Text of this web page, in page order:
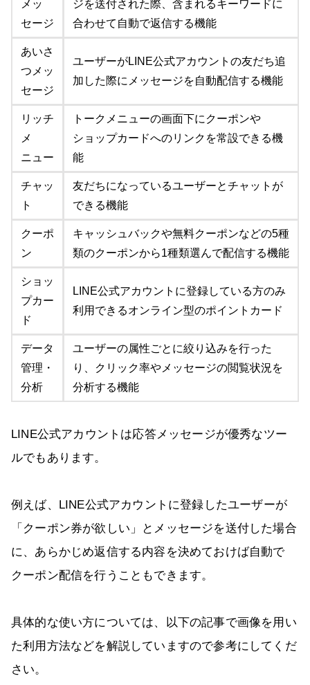
メッ
セージ
ジを送付された際、含まれるキーワードに
合わせて自動で返信する機能
あいさ
つメッ
セージ
ユーザーがLINE公式アカウントの友だち追
加した際にメッセージを自動配信する機能
リッチ
メ
ニュー
トークメニューの画面下にクーポンや
ショップカードへのリンクを常設できる機
能
チャッ
ト
友だちになっているユーザーとチャットが
できる機能
クーポ
ン
キャッシュバックや無料クーポンなどの5種
類のクーポンから1種類選んで配信する機能
ショッ
プカー
ド
LINE公式アカウントに登録している方のみ
利用できるオンライン型のポイントカード
データ
管理・
分析
ユーザーの属性ごとに絞り込みを行った
り、クリック率やメッセージの閲覧状況を
分析する機能
LINE公式アカウントは応答メッセージが優秀なツー
ルでもあります。
例えば、LINE公式アカウントに登録したユーザーが
「クーポン券が欲しい」とメッセージを送付した場合
に、あらかじめ返信する内容を決めておけば自動で
クーポン配信を行うこともできます。
具体的な使い方については、以下の記事で画像を用い
た利用方法などを解説していますので参考にしてくだ
さい。